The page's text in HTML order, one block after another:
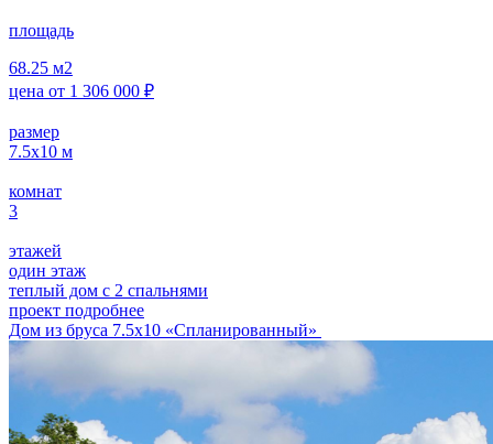
площадь
68.25 м2
цена от 1 306 000 ₽
размер
7.5х10 м
комнат
3
этажей
один этаж
теплый дом с 2 спальнями
проект подробнее
Дом из бруса 7.5х10 «Спланированный»